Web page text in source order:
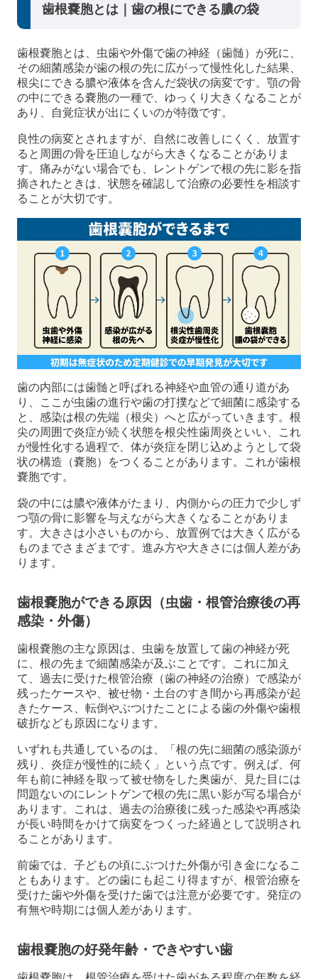
歯根嚢胞とは｜歯の根にできる膿の袋
歯根嚢胞とは、虫歯や外傷で歯の神経（歯髄）が死に、
その細菌感染が歯の根の先に広がって慢性化した結果、
根尖にできる膿や液体を含んだ袋状の病変です。顎の骨
の中にできる嚢胞の一種で、ゆっくり大きくなることが
あり、自覚症状が出にくいのが特徴です。
良性の病変とされますが、自然に改善しにくく、放置す
ると周囲の骨を圧迫しながら大きくなることがありま
す。痛みがない場合でも、レントゲンで根の先に影を指
摘されたときは、状態を確認して治療の必要性を相談す
ることが大切です。
歯の内部には歯髄と呼ばれる神経や血管の通り道があ
り、ここが虫歯の進行や歯の打撲などで細菌に感染する
と、感染は根の先端（根尖）へと広がっていきます。根
尖の周囲で炎症が続く状態を根尖性歯周炎といい、これ
が慢性化する過程で、体が炎症を閉じ込めようとして袋
状の構造（嚢胞）をつくることがあります。これが歯根
嚢胞です。
袋の中には膿や液体がたまり、内側からの圧力で少しず
つ顎の骨に影響を与えながら大きくなることがありま
す。大きさは小さいものから、放置例では大きく広がる
ものまでさまざまです。進み方や大きさには個人差があ
ります。
歯根嚢胞ができる原因（虫歯・根管治療後の再
感染・外傷）
歯根嚢胞の主な原因は、虫歯を放置して歯の神経が死
に、根の先まで細菌感染が及ぶことです。これに加え
て、過去に受けた根管治療（歯の神経の治療）で感染が
残ったケースや、被せ物・土台のすき間から再感染が起
きたケース、転倒やぶつけたことによる歯の外傷や歯根
破折なども原因になります。
いずれも共通しているのは、「根の先に細菌の感染源が
残り、炎症が慢性的に続く」という点です。例えば、何
年も前に神経を取って被せ物をした奥歯が、見た目には
問題ないのにレントゲンで根の先に黒い影が写る場合が
あります。これは、過去の治療後に残った感染や再感染
が長い時間をかけて病変をつくった経過として説明され
ることがあります。
前歯では、子どもの頃にぶつけた外傷が引き金になるこ
ともあります。どの歯にも起こり得ますが、根管治療を
受けた歯や外傷を受けた歯では注意が必要です。発症の
有無や時期には個人差があります。
歯根嚢胞の好発年齢・できやすい歯